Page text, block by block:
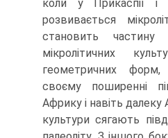
коли у Прикаспії і
розвивається
становить частину
мікролітичних
геометричних
своєму поширенні
Африку і навіть далеку
культури сягають